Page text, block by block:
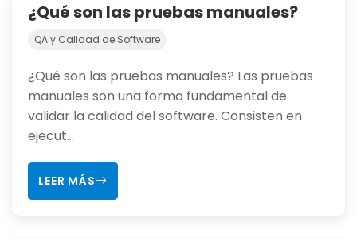
¿Qué son las pruebas manuales?
QA y Calidad de Software
¿Qué son las pruebas manuales? Las pruebas
manuales son una forma fundamental de
validar la calidad del software. Consisten en
ejecut...
LEER MÁS